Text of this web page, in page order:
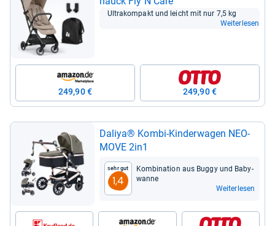
Ultra­kom­pakt und leicht mit nur 7,5 kg
Weiterlesen
249,90 € 249,90 €
Daliya® Kombi-​Kin­der­wa­gen NEO­
MOVE 2in1
Sehr gut
1,4
Kom­bi­na­tion aus Buggy und Baby­
wanne
Weiterlesen